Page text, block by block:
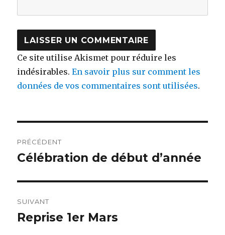
Ce site utilise Akismet pour réduire les
indésirables.En savoir plus sur comment les
données de vos commentaires sont utilisées.
de
PRÉCÉDENT
Article
Célébration de début d’année
SUIVANT
Article
Reprise 1er Mars